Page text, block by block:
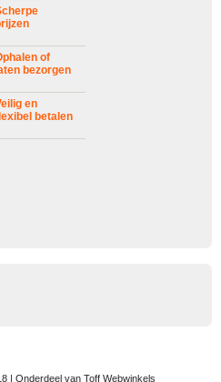
of
bezorgen
en
betalen
| Onderdeel van Toff Webwinkels